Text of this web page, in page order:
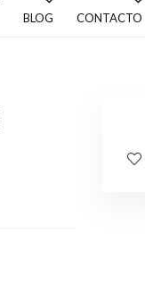
BLOG
CONTACTO